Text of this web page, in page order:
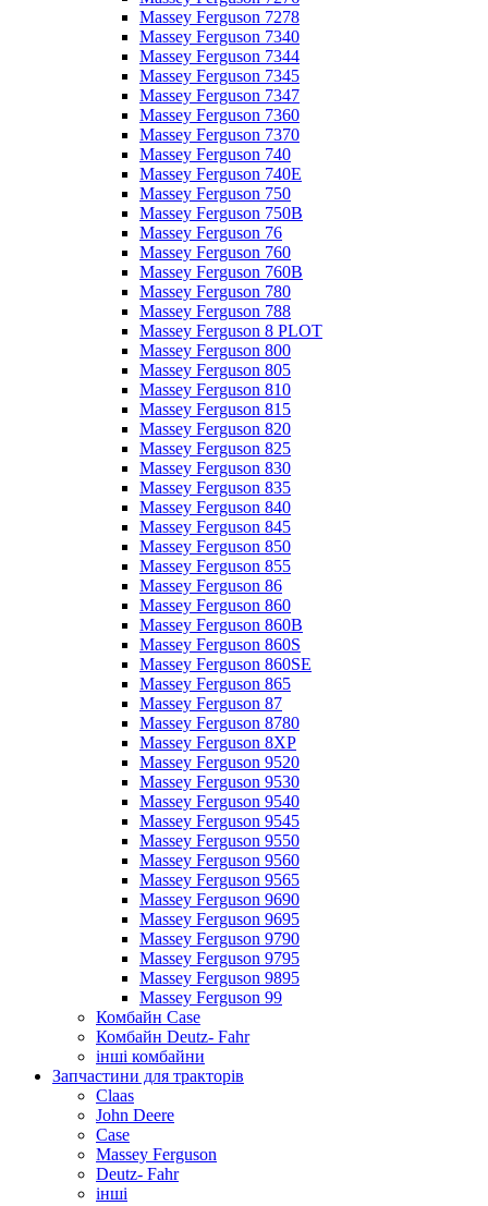
Massey Ferguson 7278
Massey Ferguson 7340
Massey Ferguson 7344
Massey Ferguson 7345
Massey Ferguson 7347
Massey Ferguson 7360
Massey Ferguson 7370
Massey Ferguson 740
Massey Ferguson 740E
Massey Ferguson 750
Massey Ferguson 750B
Massey Ferguson 76
Massey Ferguson 760
Massey Ferguson 760B
Massey Ferguson 780
Massey Ferguson 788
Massey Ferguson 8 PLOT
Massey Ferguson 800
Massey Ferguson 805
Massey Ferguson 810
Massey Ferguson 815
Massey Ferguson 820
Massey Ferguson 825
Massey Ferguson 830
Massey Ferguson 835
Massey Ferguson 840
Massey Ferguson 845
Massey Ferguson 850
Massey Ferguson 855
Massey Ferguson 86
Massey Ferguson 860
Massey Ferguson 860B
Massey Ferguson 860S
Massey Ferguson 860SE
Massey Ferguson 865
Massey Ferguson 87
Massey Ferguson 8780
Massey Ferguson 8XP
Massey Ferguson 9520
Massey Ferguson 9530
Massey Ferguson 9540
Massey Ferguson 9545
Massey Ferguson 9550
Massey Ferguson 9560
Massey Ferguson 9565
Massey Ferguson 9690
Massey Ferguson 9695
Massey Ferguson 9790
Massey Ferguson 9795
Massey Ferguson 9895
Massey Ferguson 99
Комбайн Case
Комбайн Deutz- Fahr
інші комбайни
Запчастини для тракторів
Claas
John Deere
Case
Massey Ferguson
Deutz- Fahr
інші